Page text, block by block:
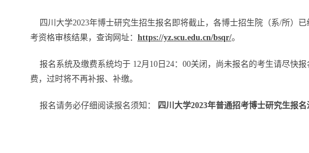
四川大学2023年博士研究生招生报名即将截止，各博士招生院（系/所）
考资格审核结果，查询网址： https://yz.scu.edu.cn/bsqr/。
报名系统及缴费系统均于 12月10日24：00关闭，尚未报名的考生请尽快
费，过时将不再补报、补缴。
报名请务必仔细阅读报名须知： 四川大学2023年普通招考博士研究生报名